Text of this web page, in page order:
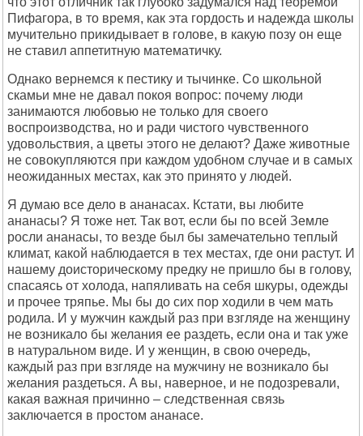
Пифагора, в то время, как эта гордость и надежда школы
мучительно прикидывает в голове, в какую позу он еще
не ставил аппетитную математичку.
Однако вернемся к пестику и тычинке. Со школьной
скамьи мне не давал покоя вопрос: почему люди
занимаются любовью не только для своего
воспроизводства, но и ради чистого чувственного
удовольствия, а цветы этого не делают? Даже животные
не совокупляются при каждом удобном случае и в самых
неожиданных местах, как это принято у людей.
Я думаю все дело в ананасах. Кстати, вы любите
ананасы? Я тоже нет. Так вот, если бы по всей Земле
росли ананасы, то везде был бы замечательно теплый
климат, какой наблюдается в тех местах, где они растут. И
нашему доисторическому предку не пришло бы в голову,
спасаясь от холода, напяливать на себя шкуры, одежды
и прочее тряпье. Мы бы до сих пор ходили в чем мать
родила. И у мужчин каждый раз при взгляде на женщину
не возникало бы желания ее раздеть, если она и так уже
в натуральном виде. И у женщин, в свою очередь,
каждый раз при взгляде на мужчину не возникало бы
желания раздеться. А вы, наверное, и не подозревали,
какая важная причинно – следственная связь
заключается в простом ананасе.